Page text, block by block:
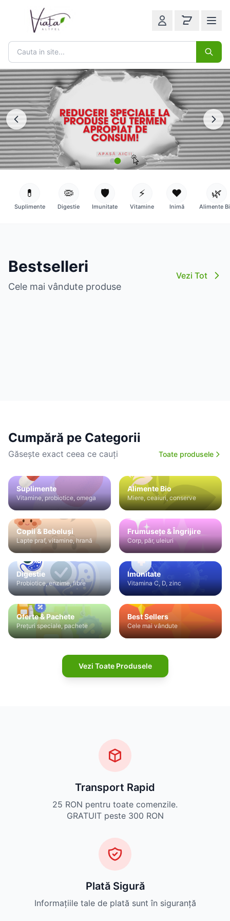
💊
Suplimente
🦠
Digestie
🛡️
Imunitate
⚡
Vitamine
❤️
Inimă
🌿
Alimente
Bestselleri
Cele mai vândute produse
Vezi Tot
Cumpără pe Categorii
Găsește exact ceea ce cauți Toate produsele
Suplimente
Vitamine, probiotice, omega
Alimente Bio
Miere, ceaiuri, conserve
Copii & Bebeluși
Lapte praf, vitamine, hrană
Frumusețe & Îngrijire
Corp, păr, uleiuri
Digestie
Probiotice, enzime, fibre
Imunitate
Vitamina C, D, zinc
Oferte & Pachete
Prețuri speciale, pachete
Best Sellers
Cele mai vândute
Vezi Toate Produsele
Transport Rapid
25 RON pentru toate comenzile.
GRATUIT peste 300 RON
Plată Sigură
Informațiile tale de plată sunt în siguranță